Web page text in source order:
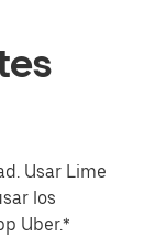
Usar Lime
los
Uber.*